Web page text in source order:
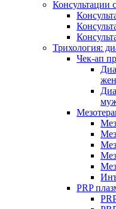
Консультации
Трихология:
Чек-ап
PRP